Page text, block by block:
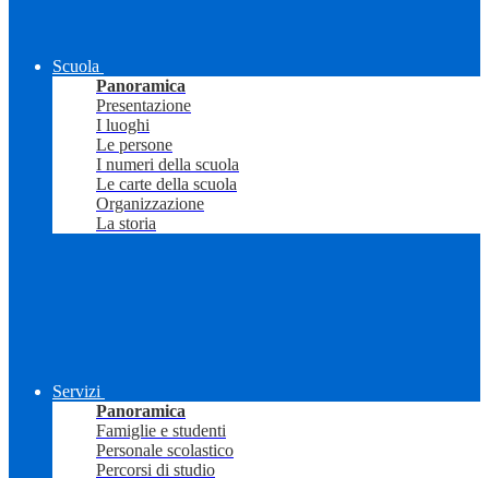
Scuola
Panoramica
Presentazione
I luoghi
Le persone
I numeri della scuola
Le carte della scuola
Organizzazione
La storia
Servizi
Panoramica
Famiglie e studenti
Personale scolastico
Percorsi di studio